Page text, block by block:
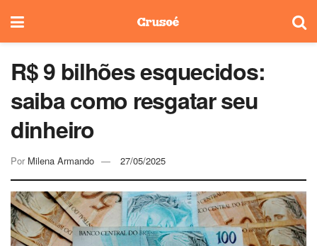
R$ 9 bilhões esquecidos:
saiba como resgatar seu
dinheiro
Por Milena Armando 27/05/2025